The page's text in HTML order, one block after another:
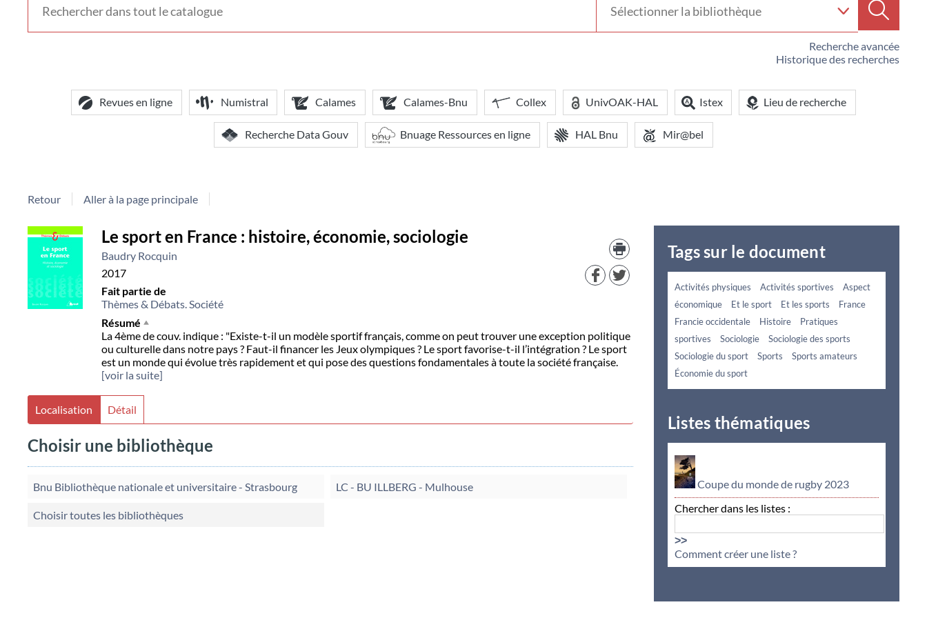
voir
Recherche avancée
Historique des recherches
votre
Revues en ligne Numistral Calames Calames-Bnu Collex UnivOAK-HAL Istex Lieu de recherche
Recherche Data Gouv Bnuage Ressources en ligne HAL Bnu Mir@bel
Retour Aller à la page principale
Détail
document
document
ressources
Le sport en France : histoire, économie, sociologie
Baudry Rocquin
2017
Fait partie de
Thèmes & Débats. Société
Résumé
La 4ème de couv. indique : "Existe-t-il un modèle sportif français, comme on peut trouver une exception politique
ou culturelle dans notre pays ? Faut-il financer les Jeux olympiques ? Le sport favorise-t-il l’intégration ? Le sport
est un monde qui évolue très rapidement et qui pose des questions fondamentales à toute la société française.
[voir la suite]
Localisation Détail
Choisir une bibliothèque
Bnu Bibliothèque nationale et universitaire - Strasbourg LC - BU ILLBERG - Mulhouse
Choisir toutes les bibliothèques
Tags sur le document
Activités physiques Activités sportives
Aspect
économique
Et le sport Et les sports
France
Francie occidentale
Histoire
Pratiques
sportives
Sociologie
Sociologie des sports
Sociologie du sport
Sports
Sports amateurs
Économie du sport
Listes thématiques
Coupe du monde de rugby 2023
Chercher dans les listes :
>>
Comment créer une liste ?